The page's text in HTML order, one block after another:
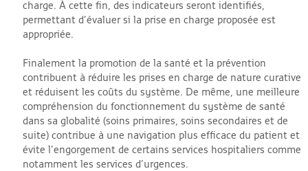
charge. À cette fin, des indicateurs seront identifiés,
permettant d’évaluer si la prise en charge proposée est
appropriée.
Finalement la promotion de la santé et la prévention
contribuent à réduire les prises en charge de nature curative
et réduisent les coûts du système. De même, une meilleure
compréhension du fonctionnement du système de santé
dans sa globalité (soins primaires, soins secondaires et de
suite) contribue à une navigation plus efficace du patient et
évite l’engorgement de certains services hospitaliers comme
notamment les services d’urgences.